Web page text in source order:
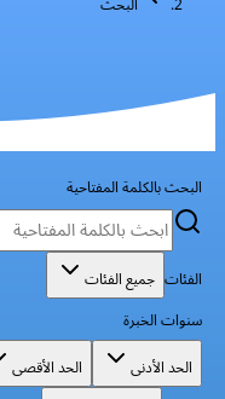
البحث بالكلمة المفتاحية
الفئات جميع الفئات
سنوات الخبرة
الحد الأدنى
الحد الأقصى